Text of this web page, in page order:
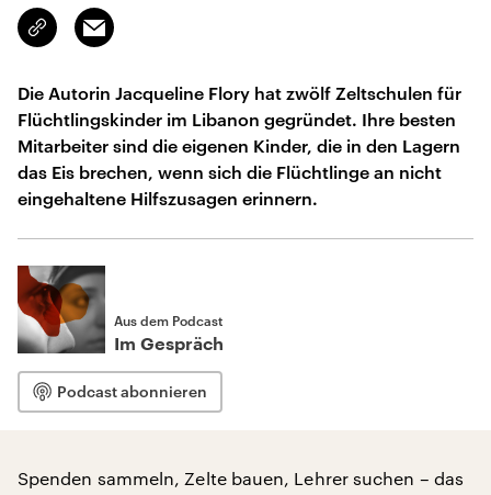
Link
kopieren/teilen
Email
Die Autorin Jacqueline Flory hat zwölf Zeltschulen für
Flüchtlingskinder im Libanon gegründet. Ihre besten
Mitarbeiter sind die eigenen Kinder, die in den Lagern
das Eis brechen, wenn sich die Flüchtlinge an nicht
eingehaltene Hilfszusagen erinnern.
Aus dem Podcast
Im Gespräch
Podcast abonnieren
Spenden sammeln, Zelte bauen, Lehrer suchen – das